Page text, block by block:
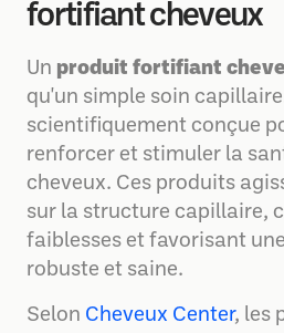
fortifiant cheveux
Un produit fortifiant
qu'un simple soin
scientifiquement conçue
renforcer et stimuler la
cheveux. Ces produits
sur la structure capillaire,
faiblesses et favorisant
robuste et saine.
Selon Cheveux Center, les